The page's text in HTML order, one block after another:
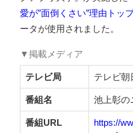
愛が”面倒くさい”理由トッ
ータが使用されました。
▼掲載メディア
テレビ局 テレビ朝
番組名 池上彰の
番組URL
https://